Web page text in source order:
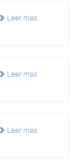
Leer más
Leer más
Leer más